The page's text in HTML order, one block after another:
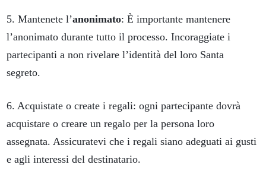
5. Mantenete l’anonimato: È importante mantenere
l’anonimato durante tutto il processo. Incoraggiate i
partecipanti a non rivelare l’identità del loro Santa
segreto.
6. Acquistate o create i regali: ogni partecipante dovrà
acquistare o creare un regalo per la persona loro
assegnata. Assicuratevi che i regali siano adeguati ai gusti
e agli interessi del destinatario.